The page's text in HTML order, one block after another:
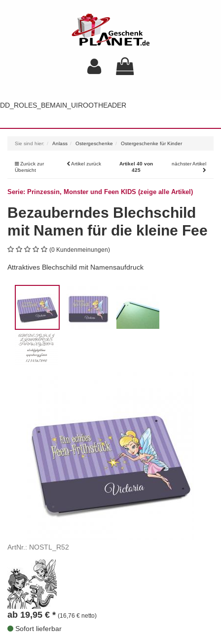
DD_ROLES_BEMAIN_UIROOTHEADER
Sie sind hier: Anlass Ostergeschenke Ostergeschenke für Kinder
Zurück zur
Übersicht
Artikel zurück
Artikel 40 von
425
nächster Artikel
Serie: Prinzessin, Monster und Feen KIDS (zeige alle Artikel)
Bezauberndes Blechschild
mit Namen für die kleine Fee
(0 Kundenmeinungen)
Attraktives Blechschild mit Namensaufdruck
ArtNr.: NOSTL_R52
ab 19,95 € * (16,76 € netto)
Sofort lieferbar